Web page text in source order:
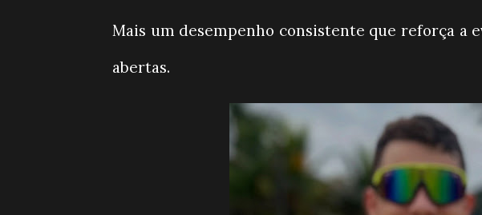
Mais um desempenho consistente que reforça a
abertas.